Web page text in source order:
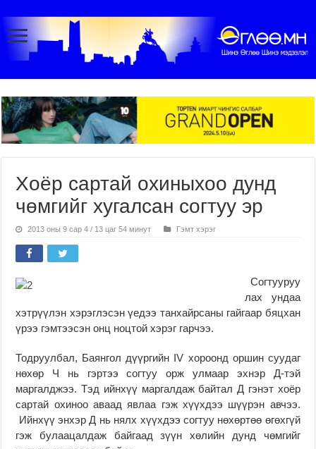
Хоёр сартай охиныхоо дунд
чөмгийг хугалсан согтуу эр
2013 оны 9 сар 4 / 13 цаг 54 минут Гэмт хэрэг
Согтууруу
лах ундаа
хэтрүүлэн хэрэглэсэн үедээ танхайрсаны гайгаар бяцхан
үрээ гэмтээсэн онц ноцтой хэрэг гарчээ.
Тодруулбал, Баянгол дүүргийн IV хороонд оршин суудаг
нөхөр Ч нь гэртээ согтуу орж улмаар эхнэр Д-тэй
маргалджээ. Тэд ийнхүү маргалдаж байтал Д гэнэт хоёр
сартай охиноо аваад явлаа гэж хүүхдээ шүүрэн авчээ.
Ийнхүү энхэр Д нь нялх хүүхдээ согтуу нөхөртөө өгөхгүй
гэж булаацалдаж байгаад зүүн хөлийн дунд чөмгийг